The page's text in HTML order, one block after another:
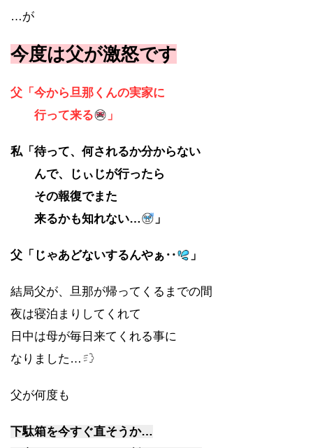
…が
今度は父が激怒です
父「今から旦那くんの実家に
行って来る
」
私「待って、何されるか分からない
んで、じぃじが行ったら
その報復でまた
来るかも知れない…
」
父「じゃあどないするんやぁ‥ 」
結局父が、旦那が帰ってくるまでの間
夜は寝泊まりしてくれて
日中は母が毎日来てくれる事に
なりました…
父が何度も
下駄箱を今すぐ直そうか…